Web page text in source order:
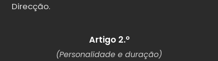
Direcção.
Artigo 2.º
(Personalidade e duração)